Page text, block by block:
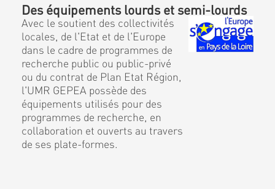
Des équipements lourds et semi-lourds
Avec le soutient des collectivités
locales, de l'Etat et de l'Europe
dans le cadre de programmes de
recherche public ou public-privé
ou du contrat de Plan Etat Région,
l'UMR GEPEA possède des
équipements utilisés pour des
programmes de recherche, en
collaboration et ouverts au travers
de ses plate-formes.